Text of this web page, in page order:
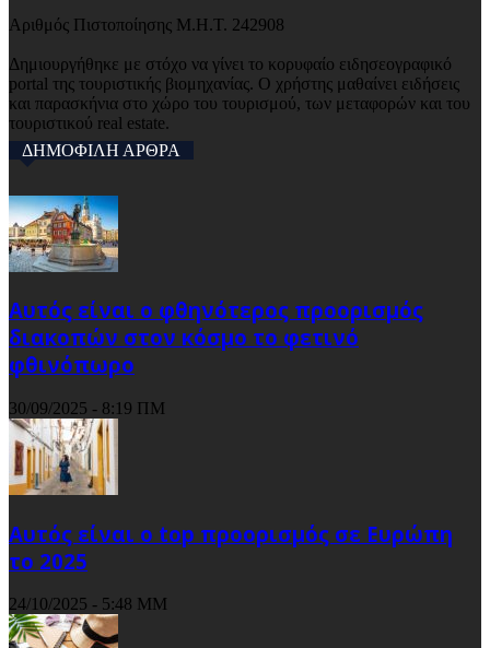
Αριθμός Πιστοποίησης Μ.Η.Τ. 242908
Δημιουργήθηκε με στόχο να γίνει το κορυφαίο ειδησεογραφικό
portal της τουριστικής βιομηχανίας. Ο χρήστης μαθαίνει ειδήσεις
και παρασκήνια στο χώρο του τουρισμού, των μεταφορών και του
τουριστικού real estate.
ΔΗΜΟΦΙΛΗ ΑΡΘΡΑ
Αυτός είναι ο φθηνότερος προορισμός
διακοπών στον κόσμο το φετινό
φθινόπωρο
30/09/2025 - 8:19 ΠΜ
Αυτός είναι ο top προορισμός σε Ευρώπη
το 2025
24/10/2025 - 5:48 ΜΜ